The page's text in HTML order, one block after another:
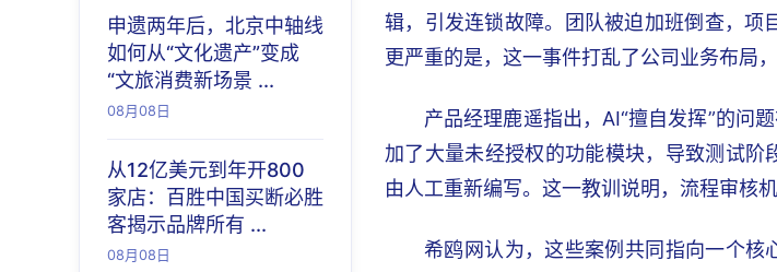
申遗两年后，北京中轴线
如何从“文化遗产”变成
“文旅消费新场景 ...
08月08日
从12亿美元到年开800
家店：百胜中国买断必胜
客揭示品牌所有 ...
08月08日
辑，引发连锁故障。团队被迫加班倒查，项
更严重的是，这一事件打乱了公司业务布局
产品经理鹿遥指出，AI“擅自发挥”的问
加了大量未经授权的功能模块，导致测试阶
由人工重新编写。这一教训说明，流程审核
希鸥网认为，这些案例共同指向一个核